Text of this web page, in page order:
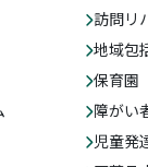
訪問リ
地域包
保育園
障がい
児童発